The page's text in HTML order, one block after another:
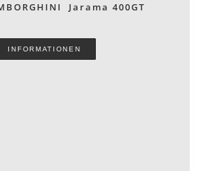
Jarama 400GT
INFORMATIONEN